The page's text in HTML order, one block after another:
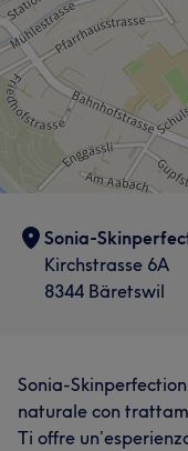
Sonia-
Kirchstrasse 6A
8344 Bäretswil
Sonia-
naturale con
Ti offre